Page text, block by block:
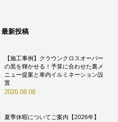
最新投稿
【施工事例】クラウンクロスオーバー
の黒を輝かせる！予算に合わせた裏メ
ニュー提案と車内イルミネーション設
置
2026.08.08
夏季休暇についてご案内【2026年】